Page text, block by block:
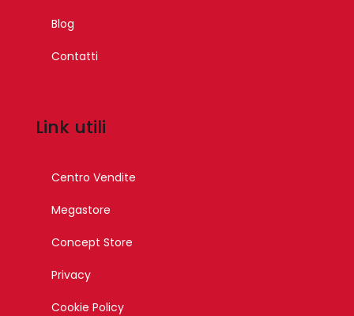
Blog
Contatti
Link utili
Centro Vendite
Megastore
Concept Store
Privacy
Cookie Policy